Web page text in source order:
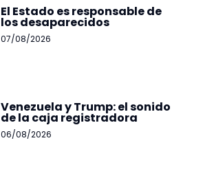
El Estado es responsable de
los desaparecidos
07/08/2026
Venezuela y Trump: el sonido
de la caja registradora
06/08/2026